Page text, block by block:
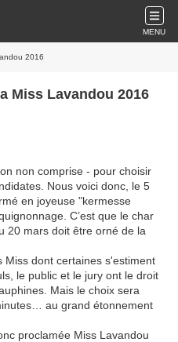
MENU
2016
Miss Lavandou 2016
non comprise - pour choisir
Nous voici donc, le 5
en joyeuse "kermesse
C’est que le char
20 mars doit être orné de la
Miss dont certaines s'estiment
le public et le jury ont le droit
Mais le choix sera
au grand étonnement
proclamée Miss Lavandou